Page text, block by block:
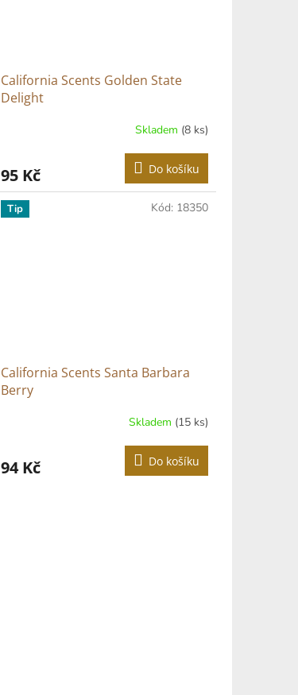
California Scents Golden State
Delight
Skladem (8 ks)
95 Kč Do košíku
Tip
California Scents Santa Barbara
Berry
Skladem (15 ks)
94 Kč Do košíku
Kód: 18350